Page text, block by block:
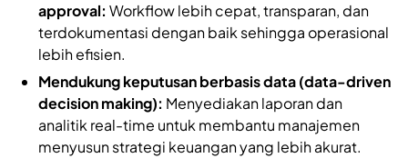
approval: Workflow lebih cepat, transparan, dan
terdokumentasi dengan baik sehingga operasional
lebih efisien.
Mendukung keputusan berbasis data (data-driven
decision making): Menyediakan laporan dan
analitik real-time untuk membantu manajemen
menyusun strategi keuangan yang lebih akurat.